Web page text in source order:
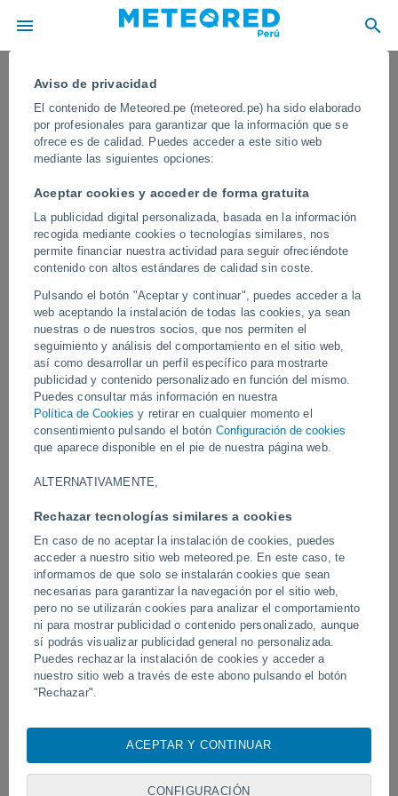
Aviso de privacidad
El contenido de Meteored.pe (meteored.pe) ha sido elaborado
por profesionales para garantizar que la información que se
ofrece es de calidad. Puedes acceder a este sitio web
mediante las siguientes opciones:
Aceptar cookies y acceder de forma gratuita
La publicidad digital personalizada, basada en la información
recogida mediante cookies o tecnologías similares, nos
permite financiar nuestra actividad para seguir ofreciéndote
contenido con altos estándares de calidad sin coste.
Pulsando el botón "Aceptar y continuar", puedes acceder a la
web aceptando la instalación de todas las cookies, ya sean
nuestras o de nuestros socios, que nos permiten el
seguimiento y análisis del comportamiento en el sitio web,
así como desarrollar un perfil específico para mostrarte
publicidad y contenido personalizado en función del mismo.
Puedes consultar más información en nuestra
Política de Cookies y retirar en cualquier momento el
consentimiento pulsando el botón Configuración de cookies
que aparece disponible en el pie de nuestra página web.
ALTERNATIVAMENTE,
Rechazar tecnologías similares a cookies
En caso de no aceptar la instalación de cookies, puedes
acceder a nuestro sitio web meteored.pe. En este caso, te
informamos de que solo se instalarán cookies que sean
necesarias para garantizar la navegación por el sitio web,
pero no se utilizarán cookies para analizar el comportamiento
ni para mostrar publicidad o contenido personalizado, aunque
sí podrás visualizar publicidad general no personalizada.
Puedes rechazar la instalación de cookies y acceder a
nuestro sitio web a través de este abono pulsando el botón
"Rechazar".
cookies, identificadores únicos o tecnologías similares para
visita en este sitio web, las direcciones IP y los
identificadores de cookies. Es posible que algunos
ACEPTAR Y CONTINUAR
CONFIGURACIÓN
Un géiser aparece de repente en un
patio de El Salitre (Ixtlán De Los
Hervores), México
La enorme columna de agua y vapor ha obligado a movilizar a la
Protección Civil de la zona. Varios animales que estaban en el
patio perdieron la vida.
Vídeos
Hace 8 horas
Un rayo impactó en un campo de
fútbol en Narathiwat, Tailandia.
Erupción y actividad
volcán de Fuego,
Síguenos